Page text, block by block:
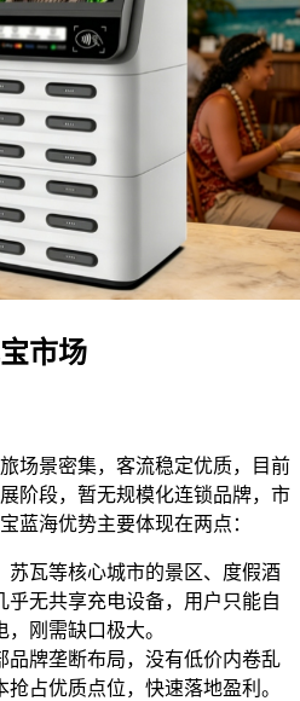
市场
场景密集，客流稳定优质，目前
阶段，暂无规模化连锁品牌，市
蓝海优势主要体现在两点：
苏瓦等核心城市的景区、度假酒
乎无共享充电设备，用户只能自
刚需缺口极大。
品牌垄断布局，没有低价内卷乱
占优质点位，快速落地盈利。